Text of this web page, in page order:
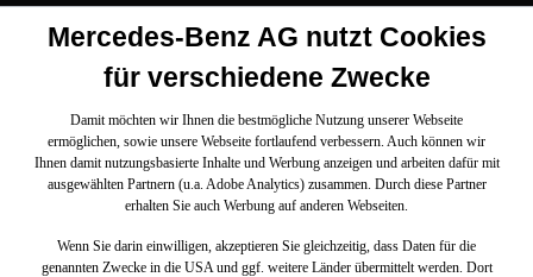
Mercedes-Benz AG nutzt Cookies
für verschiedene Zwecke
Damit möchten wir Ihnen die bestmögliche Nutzung unserer Webseite
ermöglichen, sowie unsere Webseite fortlaufend verbessern. Auch können wir
Ihnen damit nutzungsbasierte Inhalte und Werbung anzeigen und arbeiten dafür mit
ausgewählten Partnern (u.a. Adobe Analytics) zusammen. Durch diese Partner
erhalten Sie auch Werbung auf anderen Webseiten.
Wenn Sie darin einwilligen, akzeptieren Sie gleichzeitig, dass Daten für die
genannten Zwecke in die USA und ggf. weitere Länder übermittelt werden. Dort